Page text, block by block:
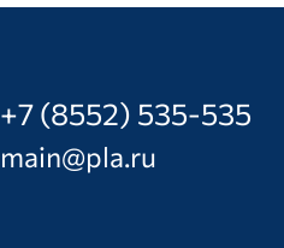
+7 (8552) 535-535
main@pla.ru